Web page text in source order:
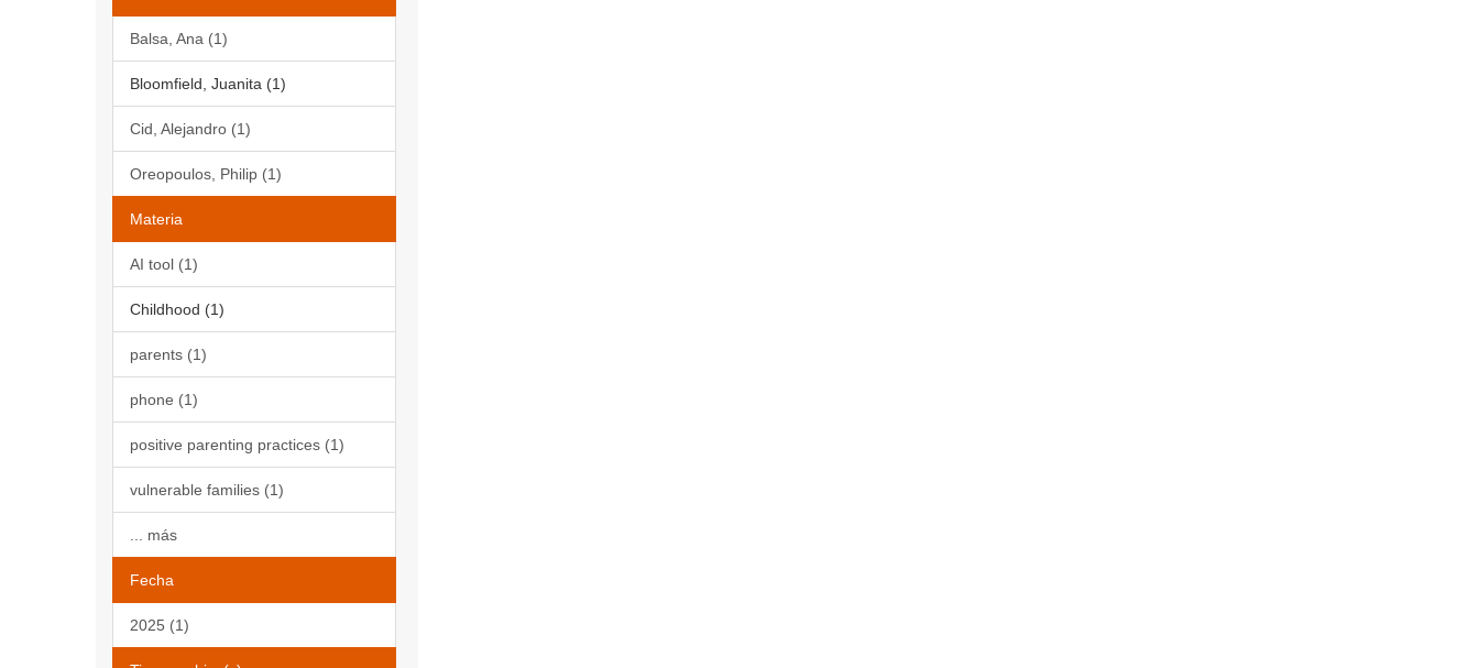
Balsa, Ana (1)
Bloomfield, Juanita (1)
Cid, Alejandro (1)
Oreopoulos, Philip (1)
Materia
AI tool (1)
Childhood (1)
parents (1)
phone (1)
positive parenting practices (1)
vulnerable families (1)
... más
Fecha
2025 (1)